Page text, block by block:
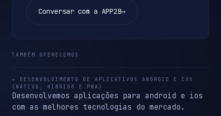
Conversar com a APP2B→
TAMBÉM OFERECEMOS
→ DESENVOLVIMENTO DE APLICATIVOS ANDROID E IOS
(NATIVO, HÍBRIDO E PWA)
Desenvolvemos aplicações para android e ios
com as melhores tecnologias do mercado.